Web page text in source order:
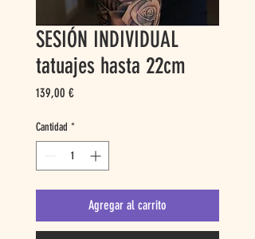
SESIÓN INDIVIDUAL
tatuajes hasta 22cm
139,00 €Precio
Cantidad *
Agregar al carrito